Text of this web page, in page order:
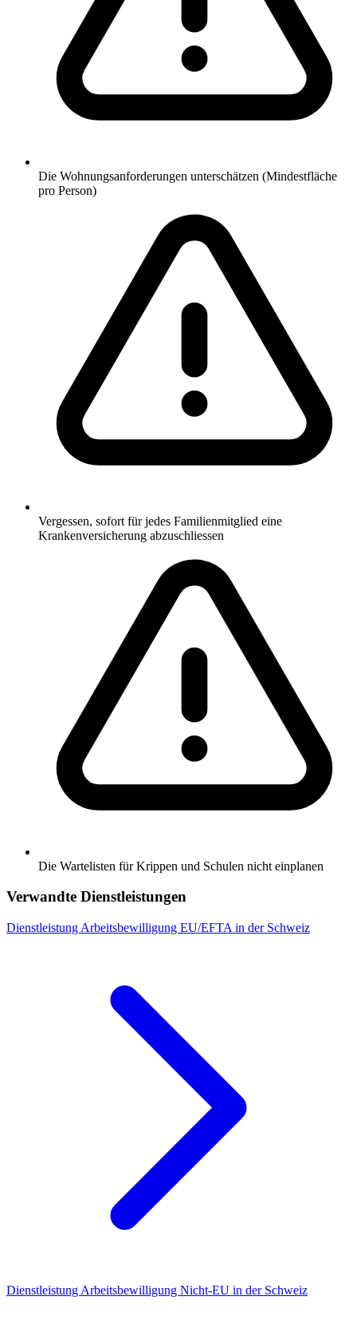
Die Wohnungsanforderungen unterschätzen (Mindestfläche
pro Person)
Vergessen, sofort für jedes Familienmitglied eine
Krankenversicherung abzuschliessen
Die Wartelisten für Krippen und Schulen nicht einplanen
Verwandte Dienstleistungen
Dienstleistung Arbeitsbewilligung EU/EFTA in der Schweiz
Dienstleistung Arbeitsbewilligung Nicht-EU in der Schweiz